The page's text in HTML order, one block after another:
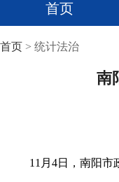
首页
首页 > 统计法治
南
11月4日，南阳